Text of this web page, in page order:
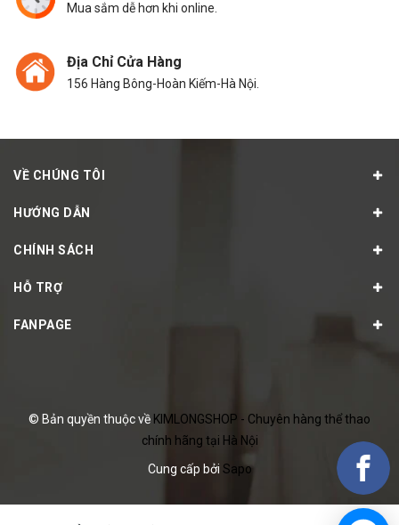
Mua sắm dễ hơn khi online.
Địa Chỉ Cửa Hàng
156 Hàng Bông-Hoàn Kiếm-Hà Nội.
VỀ CHÚNG TÔI
HƯỚNG DẪN
CHÍNH SÁCH
HỖ TRỢ
FANPAGE
© Bản quyền thuộc về KIMLONGSHOP - Chuyên hàng thể thao
chính hãng tại Hà Nội
Cung cấp bởi Sapo